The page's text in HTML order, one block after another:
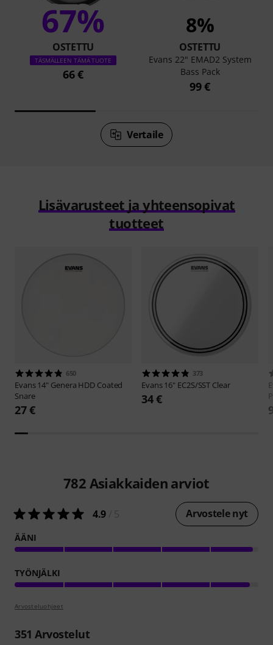
67%
OSTETTU
TÄSMÄLLEEN TÄMÄ TUOTE
66 €
8%
OSTETTU
Evans 22" EMAD2 System
Bass Pack
99 €
Vertaile
Lisävarusteet ja yhteensopivat
tuotteet
650
Evans14" Genera HDD Coated
Snare
27 €
373
Evans16" EC2S/SST Clear
34 €
782 Asiakkaiden arviot
4.9 Arvostele nyt
ÄÄNI
TYÖNJÄLKI
Arvosteluohjeet
351 Arvostelut